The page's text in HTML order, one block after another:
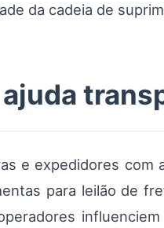
da cadeia de
e expedidores com
para leilão de